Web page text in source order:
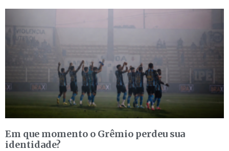
Em que momento o Grêmio perdeu sua
identidade?